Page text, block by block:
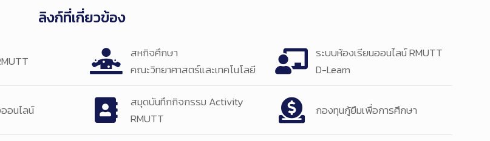
ลิงก์ที่เกี่ยวข้อง
สหกิจศึกษา
คณะวิทยาศาสตร์และเทคโนโลยี
ระบบห้องเรียนออนไลน์ RMUTT
D-Learn
อนไลน์
สมุดบันทึกกิจกรรม Activity
RMUTT
กองทุนกู้ยืมเพื่อการศึกษา